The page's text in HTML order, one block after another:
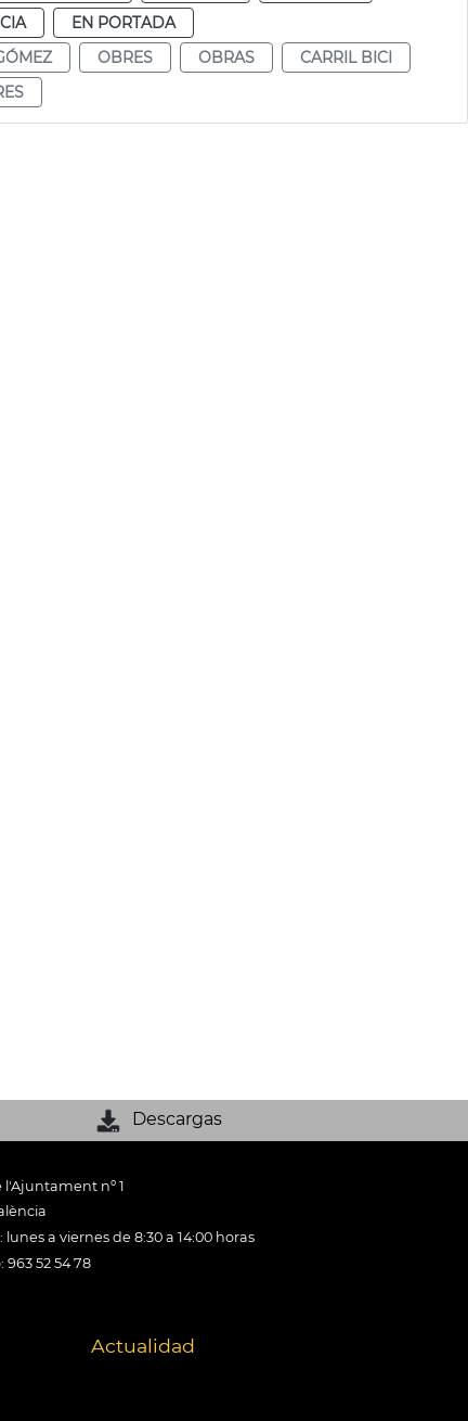
EN PORTADA
OBRES OBRAS
CARRIL BICI
Descargas
l'Ajuntament nº 1
lunes a viernes de 8:30 a 14:00 horas
963 52 54 78
Actualidad